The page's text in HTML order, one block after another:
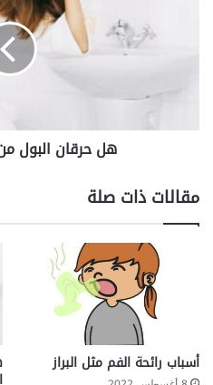
هل حرقان البول
مقالات ذات صلة
أسباب رائحة الفم مثل البراز